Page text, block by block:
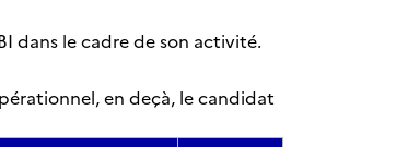
dans le cadre de son activité.
en deçà, le candidat